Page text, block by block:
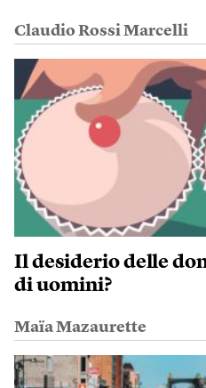
Claudio Rossi Marcelli
Il desiderio delle
di uomini?
Maïa Mazaurette